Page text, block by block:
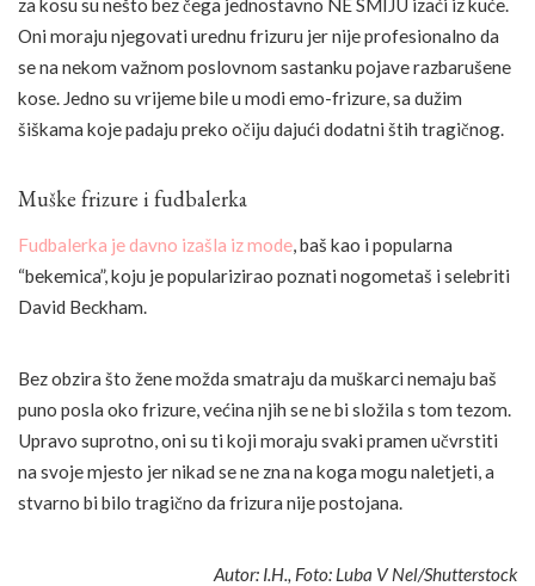
za kosu su nešto bez čega jednostavno NE SMIJU izaći iz kuće.
Oni moraju njegovati urednu frizuru jer nije profesionalno da
se na nekom važnom poslovnom sastanku pojave razbarušene
kose. Jedno su vrijeme bile u modi emo-frizure, sa dužim
šiškama koje padaju preko očiju dajući dodatni štih tragičnog.
Muške frizure i fudbalerka
Fudbalerka je davno izašla iz mode, baš kao i popularna
“bekemica”, koju je popularizirao poznati nogometaš i selebriti
David Beckham.
Bez obzira što žene možda smatraju da muškarci nemaju baš
puno posla oko frizure, većina njih se ne bi složila s tom tezom.
Upravo suprotno, oni su ti koji moraju svaki pramen učvrstiti
na svoje mjesto jer nikad se ne zna na koga mogu naletjeti, a
stvarno bi bilo tragično da frizura nije postojana.
Autor: I.H., Foto: Luba V Nel/Shutterstock